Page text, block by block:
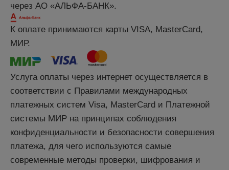
через АО «АЛЬФА-БАНК».
К оплате принимаются карты VISA, MasterCard,
МИР.
Услуга оплаты через интернет осуществляется в
соответствии с Правилами международных
платежных систем Visa, MasterCard и Платежной
системы МИР на принципах соблюдения
конфиденциальности и безопасности совершения
платежа, для чего используются самые
современные методы проверки, шифрования и